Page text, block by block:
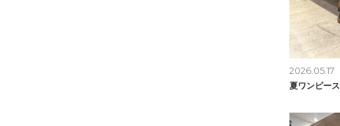
2026.05.17
夏ワンピース